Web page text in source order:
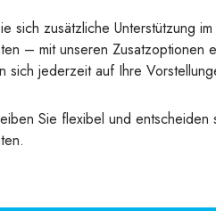
sich zusätzliche Unterstützung
– mit unseren Zusatzoptionen
sich jederzeit auf Ihre
Sie flexibel und